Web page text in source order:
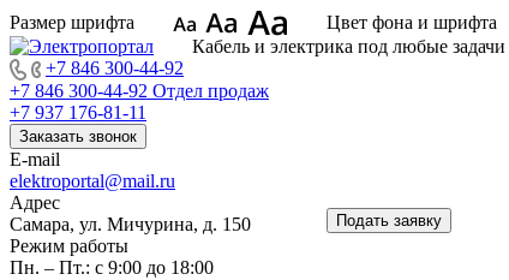
Размер шрифта Цвет фона и шрифта
Кабель и электрика под любые задачи
+7 846 300-44-92
+7 846 300-44-92 Отдел продаж
+7 937 176-81-11
Заказать звонок
E-mail
elektroportal@mail.ru
Адрес
Самара, ул. Мичурина, д. 150
Режим работы
Пн. – Пт.: с 9:00 до 18:00
Подать заявку